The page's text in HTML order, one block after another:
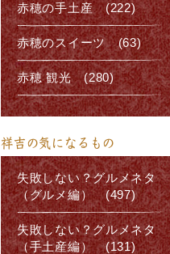
赤穂の手土産 (222)
赤穂のスイーツ (63)
赤穂 観光 (280)
祥吉の気になるもの
失敗しない？グルメネタ
（グルメ編） (497)
失敗しない？グルメネタ
（手土産編） (131)